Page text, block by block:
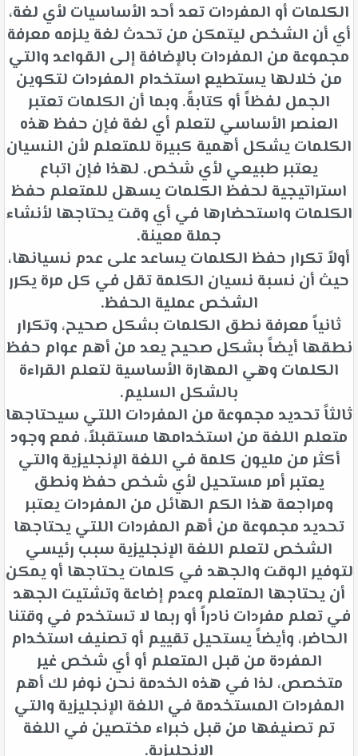
الكلمات أو المفردات تعد أحد الأساسيات لأي لغة،
أي أن الشخص ليتمكن من تحدث لغة يلزمه معرفة
مجموعة من المفردات بالإضافة إلى القواعد والتي
من خلالها يستطيع استخدام المفردات لتكوين
الجمل لفظاً أو كتابةً. وبما أن الكلمات تعتبر
العنصر الأساسي لتعلم أي لغة فإن حفظ هذه
الكلمات يشكل أهمية كبيرة للمتعلم لأن النسيان
يعتبر طبيعي لأي شخص. لهذا فإن اتباع
استراتيجية لحفظ الكلمات يسهل للمتعلم حفظ
الكلمات واستحضارها في أي وقت يحتاجها لأنشاء
جملة معينة.
أولاً تكرار حفظ الكلمات يساعد على عدم نسيانها،
حيث أن نسبة نسيان الكلمة تقل في كل مرة يكرر
الشخص عملية الحفظ.
ثانياً معرفة نطق الكلمات بشكل صحيح، وتكرار
نطقها أيضاً بشكل صحيح يعد من أهم عوام حفظ
الكلمات وهي المهارة الأساسية لتعلم القراءة
بالشكل السليم.
ثالثاً تحديد مجموعة من المفردات اللتي سيحتاجها
متعلم اللغة من استخدامها مستقبلاً، فمع وجود
أكثر من مليون كلمة في اللغة الإنجليزية والتي
يعتبر أمر مستحيل لأي شخص حفظ ونطق
ومراجعة هذا الكم الهائل من المفردات يعتبر
تحديد مجموعة من أهم المفردات اللتي يحتاجها
الشخص لتعلم اللغة الإنجليزية سبب رئيسي
لتوفير الوقت والجهد في كلمات يحتاجها أو يمكن
أن يحتاجها المتعلم وعدم إضاعة وتشتيت الجهد
في تعلم مفردات نادراً أو ربما لا تستخدم في وقتنا
الحاضر، وأيضاً يستحيل تقييم أو تصنيف استخدام
المفردة من قبل المتعلم أو أي شخص غير
متخصص، لذا في هذه الخدمة نحن نوفر لك أهم
المفردات المستخدمة في اللغة الإنجليزية والتي
تم تصنيفها من قبل خبراء مختصين في اللغة